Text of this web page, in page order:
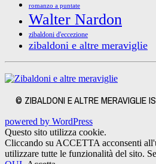
romanzo a puntate
Walter Nardon
zibaldoni d'eccezione
zibaldoni e altre meraviglie
© ZIBALDONI E ALTRE MERAVIGLIE
powered by WordPress
Questo sito utilizza cookie.
Cliccando su ACCETTA acconsenti
utilizzare tutte le funzionalità del sito.